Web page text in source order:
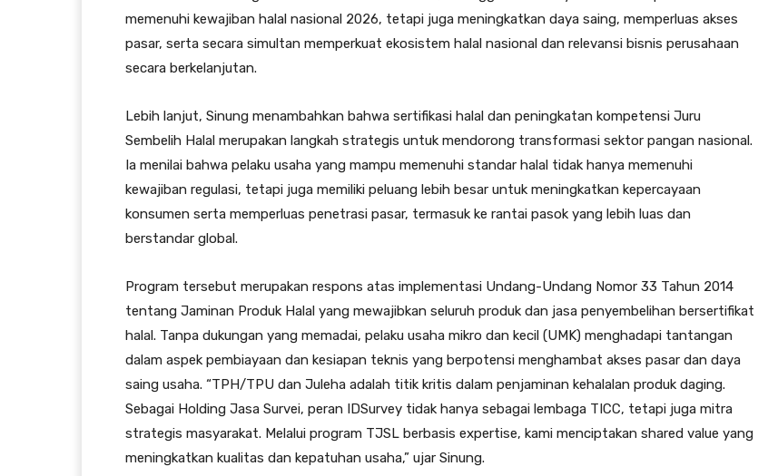
memenuhi kewajiban halal nasional 2026, tetapi juga meningkatkan daya saing, memperluas akses
pasar, serta secara simultan memperkuat ekosistem halal nasional dan relevansi bisnis perusahaan
secara berkelanjutan.
Lebih lanjut, Sinung menambahkan bahwa sertifikasi halal dan peningkatan kompetensi Juru
Sembelih Halal merupakan langkah strategis untuk mendorong transformasi sektor pangan nasional.
Ia menilai bahwa pelaku usaha yang mampu memenuhi standar halal tidak hanya memenuhi
kewajiban regulasi, tetapi juga memiliki peluang lebih besar untuk meningkatkan kepercayaan
konsumen serta memperluas penetrasi pasar, termasuk ke rantai pasok yang lebih luas dan
berstandar global.
Program tersebut merupakan respons atas implementasi Undang-Undang Nomor 33 Tahun 2014
tentang Jaminan Produk Halal yang mewajibkan seluruh produk dan jasa penyembelihan bersertifikat
halal. Tanpa dukungan yang memadai, pelaku usaha mikro dan kecil (UMK) menghadapi tantangan
dalam aspek pembiayaan dan kesiapan teknis yang berpotensi menghambat akses pasar dan daya
saing usaha. “TPH/TPU dan Juleha adalah titik kritis dalam penjaminan kehalalan produk daging.
Sebagai Holding Jasa Survei, peran IDSurvey tidak hanya sebagai lembaga TICC, tetapi juga mitra
strategis masyarakat. Melalui program TJSL berbasis expertise, kami menciptakan shared value yang
meningkatkan kualitas dan kepatuhan usaha,” ujar Sinung.